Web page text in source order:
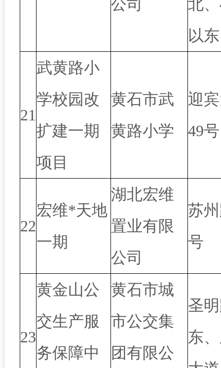
公司
北
以东
21
武黄路小
学校园改
扩建一期
项目
黄石市武
黄路小学
迎
49号
22
宏维*天地
一期
湖北宏维
置业有限
公司
苏
号
23
黄金山公
交生产服
务保障中
黄石市城
市公交集
团有限公
圣
东